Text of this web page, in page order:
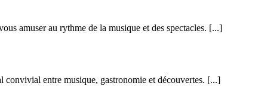
amuser au rythme de la musique et des spectacles. [...]
entre musique, gastronomie et découvertes. [...]